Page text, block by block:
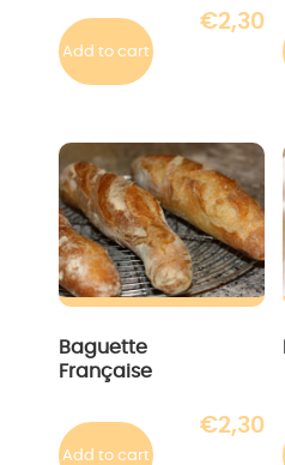
€2,30
Add to cart
Baguette
Française
€2,30
Add to cart